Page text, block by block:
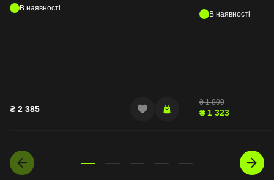
В наявності
₴ 2 385
В наявності
₴1 890
₴ 1 323